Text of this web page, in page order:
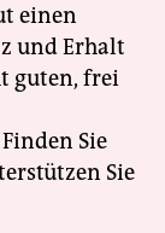
einen
und Erhalt
guten, frei
Sie
Sie